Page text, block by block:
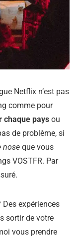
Netflix n’est pas
comme pour
chaque pays ou
de problème, si
nose que vous
VOSTFR. Par
expériences
sortir de votre
vous prendre